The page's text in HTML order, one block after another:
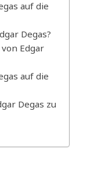
auf die
Degas?
Edgar
auf die
Degas zu